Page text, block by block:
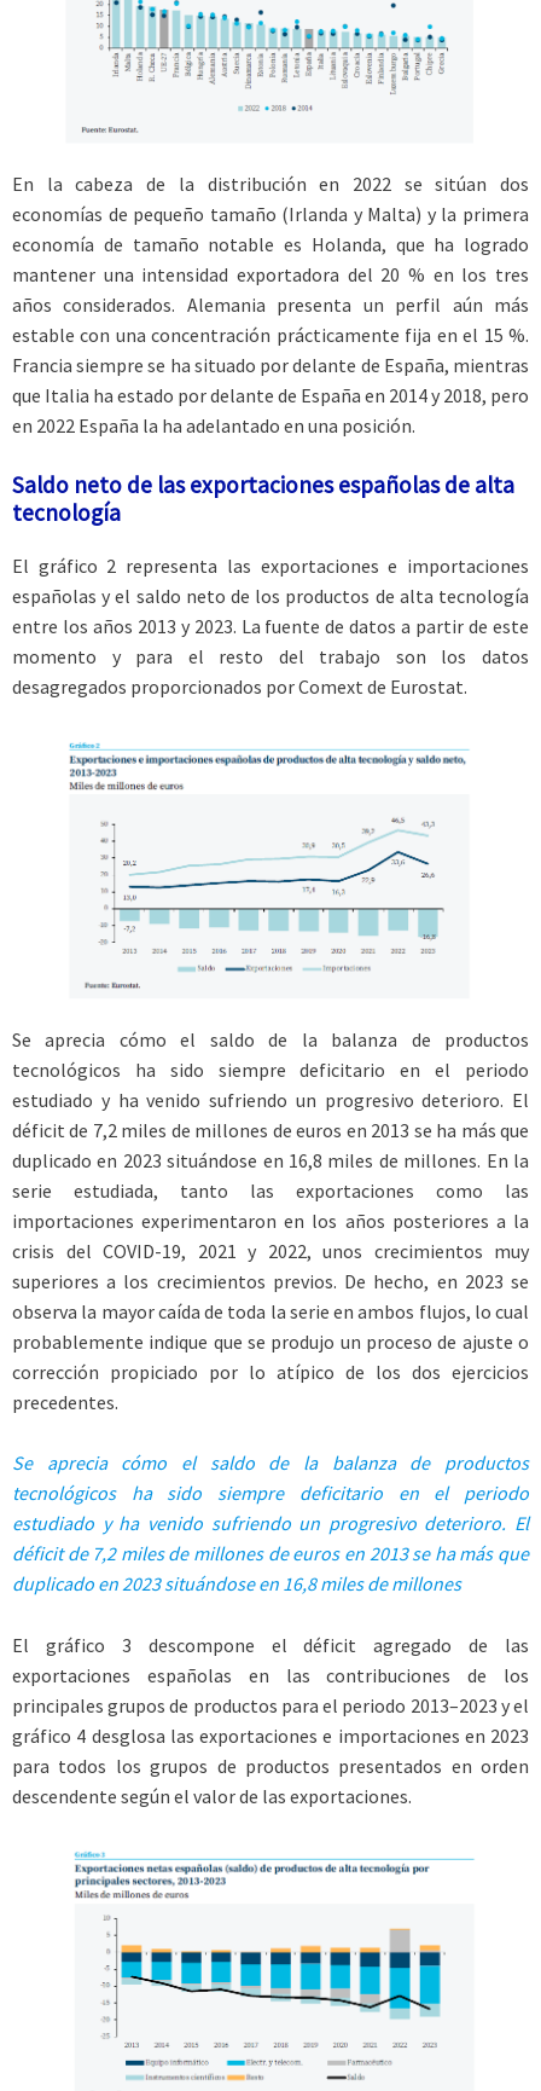
En la cabeza de la distribución en 2022 se sitúan dos
economías de pequeño tamaño (Irlanda y Malta) y la primera
economía de tamaño notable es Holanda, que ha logrado
mantener una intensidad exportadora del 20 % en los tres
años considerados. Alemania presenta un perfil aún más
estable con una concentración prácticamente fija en el 15 %.
Francia siempre se ha situado por delante de España, mientras
que Italia ha estado por delante de España en 2014 y 2018, pero
en 2022 España la ha adelantado en una posición.
Saldo neto de las exportaciones españolas de alta
tecnología
El gráfico 2 representa las exportaciones e importaciones
españolas y el saldo neto de los productos de alta tecnología
entre los años 2013 y 2023. La fuente de datos a partir de este
momento y para el resto del trabajo son los datos
desagregados proporcionados por Comext de Eurostat.
Se aprecia cómo el saldo de la balanza de productos
tecnológicos ha sido siempre deficitario en el periodo
estudiado y ha venido sufriendo un progresivo deterioro. El
déficit de 7,2 miles de millones de euros en 2013 se ha más que
duplicado en 2023 situándose en 16,8 miles de millones. En la
serie estudiada, tanto las exportaciones como las
importaciones experimentaron en los años posteriores a la
crisis del COVID-19, 2021 y 2022, unos crecimientos muy
superiores a los crecimientos previos. De hecho, en 2023 se
observa la mayor caída de toda la serie en ambos flujos, lo cual
probablemente indique que se produjo un proceso de ajuste o
corrección propiciado por lo atípico de los dos ejercicios
precedentes.
Se aprecia cómo el saldo de la balanza de productos
tecnológicos ha sido siempre deficitario en el periodo
estudiado y ha venido sufriendo un progresivo deterioro. El
déficit de 7,2 miles de millones de euros en 2013 se ha más que
duplicado en 2023 situándose en 16,8 miles de millones
El gráfico 3 descompone el déficit agregado de las
exportaciones españolas en las contribuciones de los
principales grupos de productos para el periodo 2013–2023 y el
gráfico 4 desglosa las exportaciones e importaciones en 2023
para todos los grupos de productos presentados en orden
descendente según el valor de las exportaciones.